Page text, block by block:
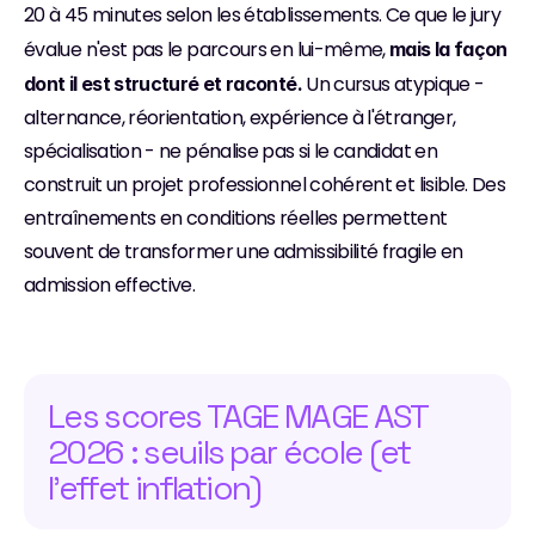
20 à 45 minutes selon les établissements. Ce que le jury
évalue n'est pas le parcours en lui-même, mais la façon
dont il est structuré et raconté. Un cursus atypique -
alternance, réorientation, expérience à l'étranger,
spécialisation - ne pénalise pas si le candidat en
construit un projet professionnel cohérent et lisible. Des
entraînements en conditions réelles permettent
souvent de transformer une admissibilité fragile en
admission effective.
Les scores TAGE MAGE AST
2026 : seuils par école (et
l'effet inflation)